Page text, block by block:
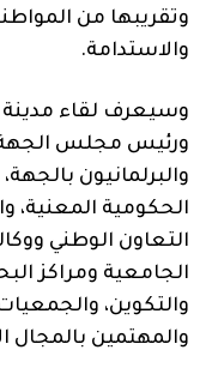
وتقريبها من
والاستدامة.
وسيعرف لقاء
ورئيس مجلس الجهة
والبرلمانيون
الحكومية
التعاون الوطني
الجامعية ومراكز
والتكوين،
والمهتمين بالمجال